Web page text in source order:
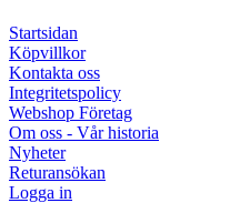
Startsidan
Köpvillkor
Kontakta oss
Integritetspolicy
Webshop Företag
Om oss - Vår historia
Nyheter
Returansökan
Logga in